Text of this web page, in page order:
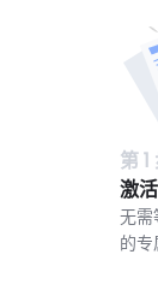
第 1
激
无需
的专